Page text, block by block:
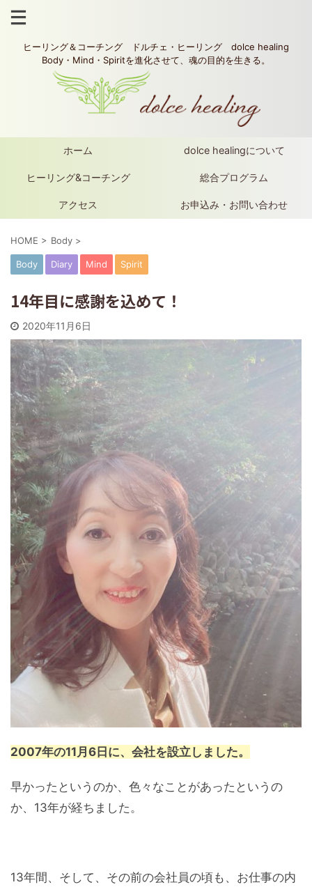
ヒーリング＆コーチング ドルチェ・ヒーリング dolce healing
Body・Mind・Spiritを進化させて、魂の目的を生きる。
ホーム dolce healingについて
ヒーリング&コーチング 総合プログラム
アクセス お申込み・お問い合わせ
HOME > Body >
Body Diary Mind Spirit
14年目に感謝を込めて！
2020年11月6日
2007年の11月6日に、会社を設立しました。
早かったというのか、色々なことがあったというの
か、13年が経ちました。
13年間、そして、その前の会社員の頃も、お仕事の内